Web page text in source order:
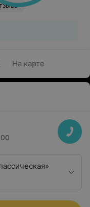
На карте